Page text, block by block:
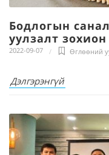
Бодлогын
уулзалт
2022-09-07 Өглөөний
Дэлгэрэнгүй